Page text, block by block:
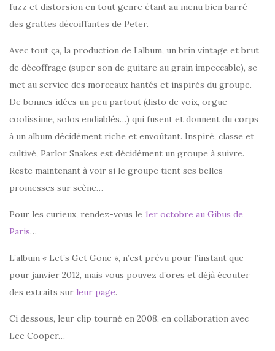
fuzz et distorsion en tout genre étant au menu bien barré
des grattes décoiffantes de Peter.
Avec tout ça, la production de l’album, un brin vintage et brut
de décoffrage (super son de guitare au grain impeccable), se
met au service des morceaux hantés et inspirés du groupe.
De bonnes idées un peu partout (disto de voix, orgue
coolissime, solos endiablés…) qui fusent et donnent du corps
à un album décidément riche et envoûtant. Inspiré, classe et
cultivé, Parlor Snakes est décidément un groupe à suivre.
Reste maintenant à voir si le groupe tient ses belles
promesses sur scène…
Pour les curieux, rendez-vous le 1er octobre au Gibus de
Paris…
L’album « Let’s Get Gone », n’est prévu pour l’instant que
pour janvier 2012, mais vous pouvez d’ores et déjà écouter
des extraits sur leur page.
Ci dessous, leur clip tourné en 2008, en collaboration avec
Lee Cooper…